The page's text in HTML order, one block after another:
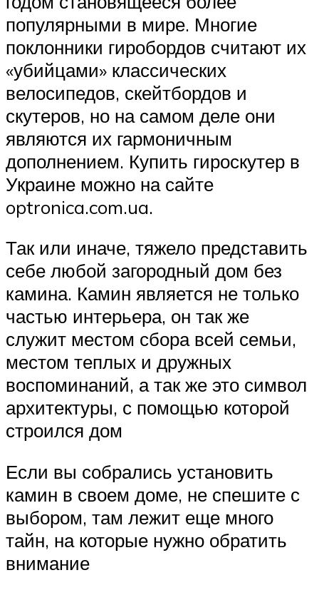
популярными в мире. Многие
поклонники гиробордов считают их
«убийцами» классических
велосипедов, скейтбордов и
скутеров, но на самом деле они
являются их гармоничным
дополнением. Купить гироскутер в
Украине можно на сайте
optronica.com.ua.
Так или иначе, тяжело представить
себе любой загородный дом без
камина. Камин является не только
частью интерьера, он так же
служит местом сбора всей семьи,
местом теплых и дружных
воспоминаний, а так же это символ
архитектуры, с помощью которой
строился дом
Если вы собрались установить
камин в своем доме, не спешите с
выбором, там лежит еще много
тайн, на которые нужно обратить
внимание